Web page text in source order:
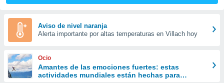
las
y
forma
digital
basada
Aviso de nivel naranja
Alerta importante por altas temperaturas en Villach hoy
Ocio
Amantes de las emociones fuertes: estas
actividades mundiales están hechas para